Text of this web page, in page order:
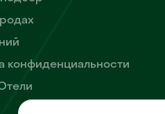
конфиденциальности